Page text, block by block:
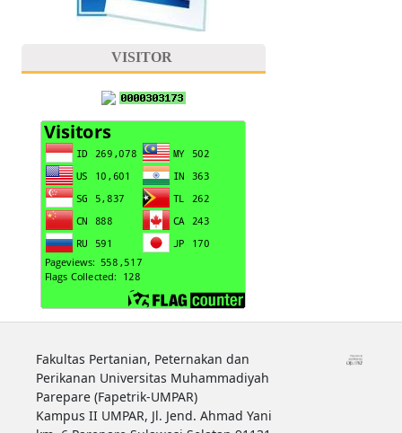
VISITOR
Fakultas Pertanian, Peternakan dan
Perikanan Universitas Muhammadiyah
Parepare (Fapetrik-UMPAR)
Kampus II UMPAR, Jl. Jend. Ahmad Yani